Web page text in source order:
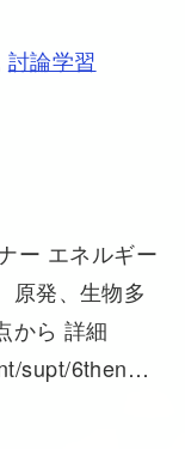
討論学習
ー エネルギー
原発、生物多
から 詳細
supt/6then…